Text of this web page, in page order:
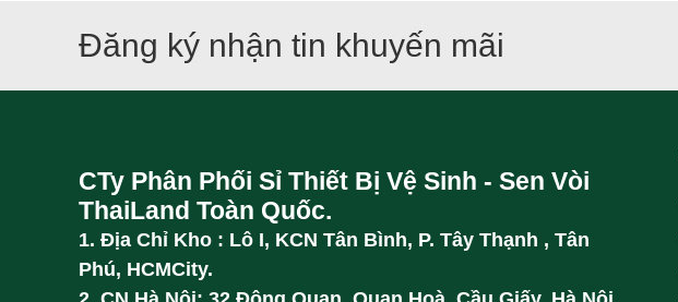
Đăng ký nhận tin khuyến mãi
CTy Phân Phối Sỉ Thiết Bị Vệ Sinh - Sen Vòi
ThaiLand Toàn Quốc.
1. Địa Chỉ Kho : Lô I, KCN Tân Bình, P. Tây Thạnh , Tân
Phú, HCMCity.